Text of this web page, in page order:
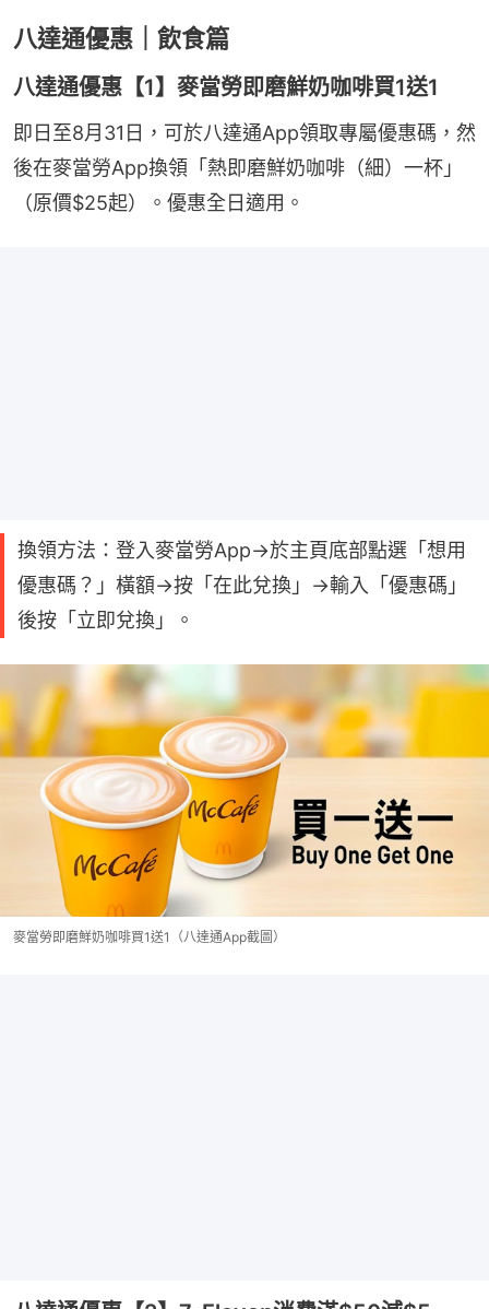
八達通優惠｜飲食篇
八達通優惠【1】麥當勞即磨鮮奶咖啡買1送1
即日至8月31日，可於八達通App領取專屬優惠碼，然
後在麥當勞App換領「熱即磨鮮奶咖啡（細）一杯」
（原價$25起）。優惠全日適用。
換領方法：登入麥當勞App→於主頁底部點選「想用
優惠碼？」橫額→按「在此兌換」→輸入「優惠碼」
後按「立即兌換」。
麥當勞即磨鮮奶咖啡買1送1（八達通App截圖）